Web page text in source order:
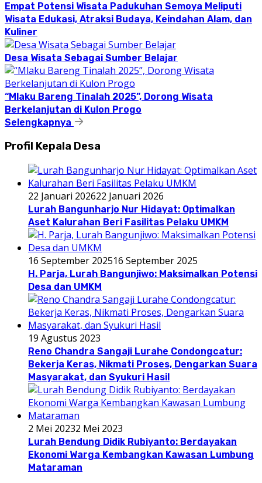
Empat Potensi Wisata Padukuhan Semoya Meliputi
Wisata Edukasi, Atraksi Budaya, Keindahan Alam, dan
Kuliner
Desa Wisata Sebagai Sumber Belajar
“Mlaku Bareng Tinalah 2025”, Dorong Wisata
Berkelanjutan di Kulon Progo
Selengkapnya
Profil Kepala Desa
22 Januari 202622 Januari 2026
Lurah Bangunharjo Nur Hidayat: Optimalkan
Aset Kalurahan Beri Fasilitas Pelaku UMKM
16 September 202516 September 2025
H. Parja, Lurah Bangunjiwo: Maksimalkan Potensi
Desa dan UMKM
19 Agustus 2023
Reno Chandra Sangaji Lurahe Condongcatur:
Bekerja Keras, Nikmati Proses, Dengarkan Suara
Masyarakat, dan Syukuri Hasil
2 Mei 20232 Mei 2023
Lurah Bendung Didik Rubiyanto: Berdayakan
Ekonomi Warga Kembangkan Kawasan Lumbung
Mataraman